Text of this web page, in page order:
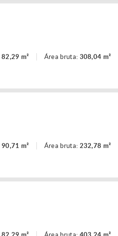
82,29 m² Área bruta: 308,04 m²
90,71 m² Área bruta: 232,78 m²